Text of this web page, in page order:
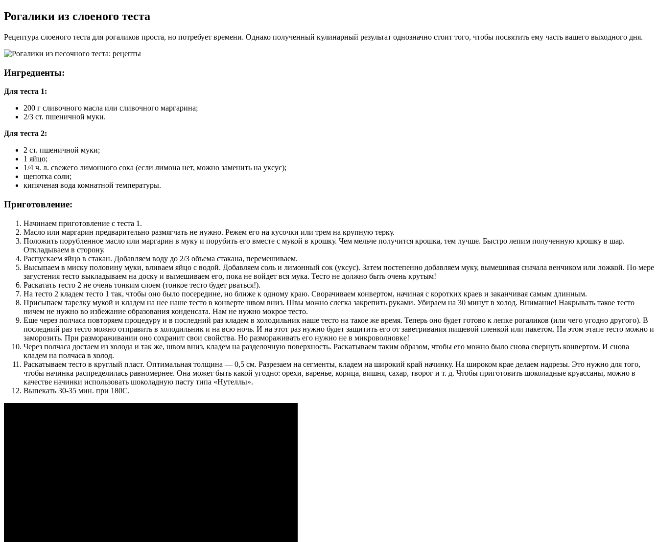
Рогалики из слоеного теста
Рецептура слоеного теста для рогаликов проста, но потребует времени. Однако полученный кулинарный результат однозначно стоит того, чтобы посвятить ему часть вашего выходного дня.
Ингредиенты:
Для теста 1:
200 г сливочного масла или сливочного маргарина;
2/3 ст. пшеничной муки.
Для теста 2:
2 ст. пшеничной муки;
1 яйцо;
1/4 ч. л. свежего лимонного сока (если лимона нет, можно заменить на уксус);
щепотка соли;
кипяченая вода комнатной температуры.
Приготовление:
Начинаем приготовление с теста 1.
Масло или маргарин предварительно размягчать не нужно. Режем его на кусочки или трем на крупную терку.
Положить порубленное масло или маргарин в муку и порубить его вместе с мукой в крошку. Чем мельче получится крошка, тем лучше. Быстро лепим полученную крошку в шар.
Откладываем в сторону.
Распускаем яйцо в стакан. Добавляем воду до 2/3 объема стакана, перемешиваем.
Высыпаем в миску половину муки, вливаем яйцо с водой. Добавляем соль и лимонный сок (уксус). Затем постепенно добавляем муку, вымешивая сначала венчиком или ложкой. По мере
загустения тесто выкладываем на доску и вымешиваем его, пока не войдет вся мука. Тесто не должно быть очень крутым!
Раскатать тесто 2 не очень тонким слоем (тонкое тесто будет рваться!).
На тесто 2 кладем тесто 1 так, чтобы оно было посередине, но ближе к одному краю. Сворачиваем конвертом, начиная с коротких краев и заканчивая самым длинным.
Присыпаем тарелку мукой и кладем на нее наше тесто в конверте швом вниз. Швы можно слегка закрепить руками. Убираем на 30 минут в холод. Внимание! Накрывать такое тесто
ничем не нужно во избежание образования конденсата. Нам не нужно мокрое тесто.
Еще через полчаса повторяем процедуру и в последний раз кладем в холодильник наше тесто на такое же время. Теперь оно будет готово к лепке рогаликов (или чего угодно другого). В
последний раз тесто можно отправить в холодильник и на всю ночь. И на этот раз нужно будет защитить его от заветривания пищевой пленкой или пакетом. На этом этапе тесто можно и
заморозить. При размораживании оно сохранит свои свойства. Но размораживать его нужно не в микроволновке!
Через полчаса достаем из холода и так же, швом вниз, кладем на разделочную поверхность. Раскатываем таким образом, чтобы его можно было снова свернуть конвертом. И снова
кладем на полчаса в холод.
Раскатываем тесто в круглый пласт. Оптимальная толщина — 0,5 см. Разрезаем на сегменты, кладем на широкий край начинку. На широком крае делаем надрезы. Это нужно для того,
чтобы начинка распределилась равномернее. Она может быть какой угодно: орехи, варенье, корица, вишня, сахар, творог и т. д. Чтобы приготовить шоколадные круассаны, можно в
качестве начинки использовать шоколадную пасту типа «Нутеллы».
Выпекать 30-35 мин. при 180С.